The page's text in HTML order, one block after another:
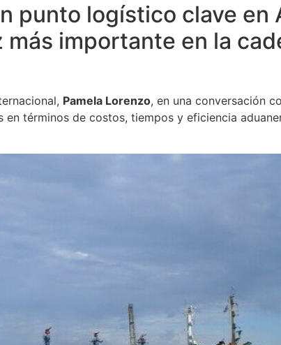
punto logístico clave en
importante en la
Pamela Lorenzo, en una conversación
términos de costos, tiempos y eficiencia